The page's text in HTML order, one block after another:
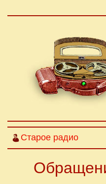
Старое радио